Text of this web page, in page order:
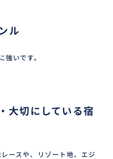
ル
強いです。
大切にしている宿
ースや、リゾート地、エジ